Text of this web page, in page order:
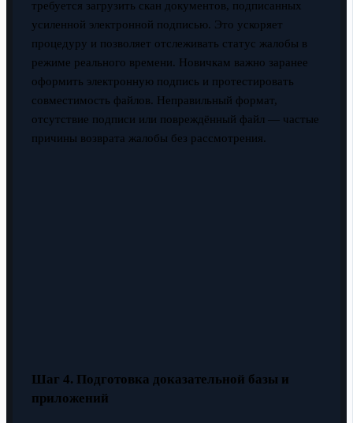
требуется загрузить скан документов, подписанных
усиленной электронной подписью. Это ускоряет
процедуру и позволяет отслеживать статус жалобы в
режиме реального времени. Новичкам важно заранее
оформить электронную подпись и протестировать
совместимость файлов. Неправильный формат,
отсутствие подписи или повреждённый файл — частые
причины возврата жалобы без рассмотрения.
Шаг 4. Подготовка доказательной базы и
приложений